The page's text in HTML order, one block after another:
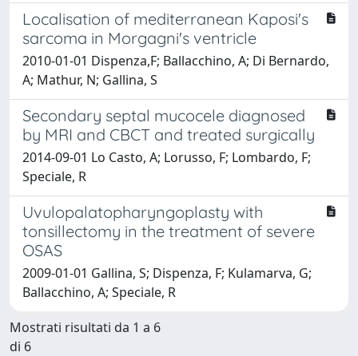
Localisation of mediterranean Kaposi's
sarcoma in Morgagni's ventricle
2010-01-01 Dispenza,F; Ballacchino, A; Di Bernardo,
A; Mathur, N; Gallina, S
Secondary septal mucocele diagnosed
by MRI and CBCT and treated surgically
2014-09-01 Lo Casto, A; Lorusso, F; Lombardo, F;
Speciale, R
Uvulopalatopharyngoplasty with
tonsillectomy in the treatment of severe
OSAS
2009-01-01 Gallina, S; Dispenza, F; Kulamarva, G;
Ballacchino, A; Speciale, R
Mostrati risultati da 1 a 6
di 6